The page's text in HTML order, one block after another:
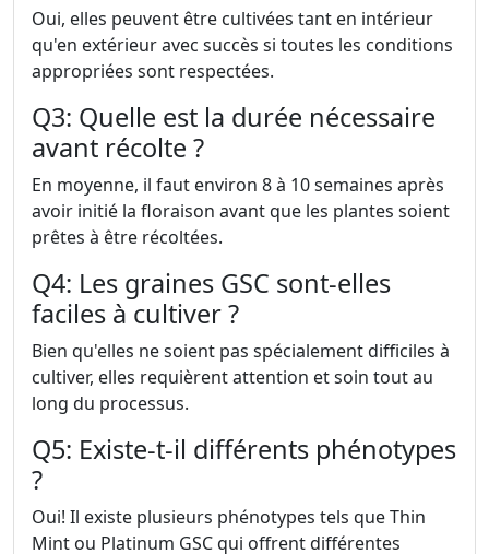
Oui, elles peuvent être cultivées tant en intérieur
qu'en extérieur avec succès si toutes les conditions
appropriées sont respectées.
Q3: Quelle est la durée nécessaire
avant récolte ?
En moyenne, il faut environ 8 à 10 semaines après
avoir initié la floraison avant que les plantes soient
prêtes à être récoltées.
Q4: Les graines GSC sont-elles
faciles à cultiver ?
Bien qu'elles ne soient pas spécialement difficiles à
cultiver, elles requièrent attention et soin tout au
long du processus.
Q5: Existe-t-il différents phénotypes
?
Oui! Il existe plusieurs phénotypes tels que Thin
Mint ou Platinum GSC qui offrent différentes